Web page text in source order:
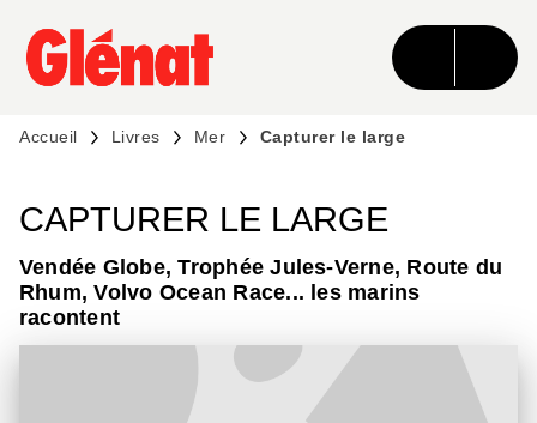
MENU RECHERCHE CONTENU
PIED DE PAGE
Accueil Livres Mer Capturer le large
CAPTURER LE LARGE
Vendée Globe, Trophée Jules-Verne, Route du
Rhum, Volvo Ocean Race... les marins
racontent